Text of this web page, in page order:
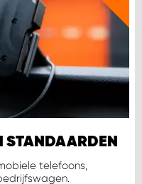
STANDAARDEN
telefoons,